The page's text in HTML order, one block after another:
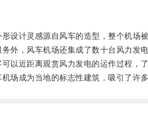
计灵感源自风车的造型，整个机场
，风车机场还集成了数十台风力发
近距离观赏风力发电的运作过程，了
成为当地的标志性建筑，吸引了许多